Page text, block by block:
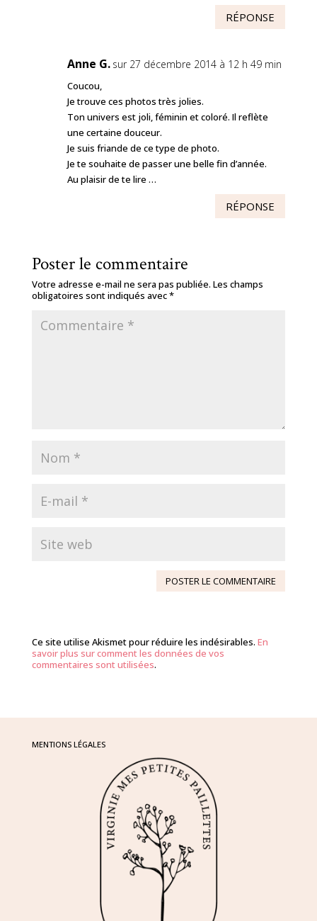
RÉPONSE
Anne G. sur 27 décembre 2014 à 12 h 49 min
Coucou,
Je trouve ces photos très jolies.
Ton univers est joli, féminin et coloré. Il reflète
une certaine douceur.
Je suis friande de ce type de photo.
Je te souhaite de passer une belle fin d’année.
Au plaisir de te lire …
RÉPONSE
Poster le commentaire
Votre adresse e-mail ne sera pas publiée. Les champs
obligatoires sont indiqués avec*
Ce site utilise Akismet pour réduire les indésirables. En
savoir plus sur comment les données de vos
commentaires sont utilisées.
MENTIONS LÉGALES